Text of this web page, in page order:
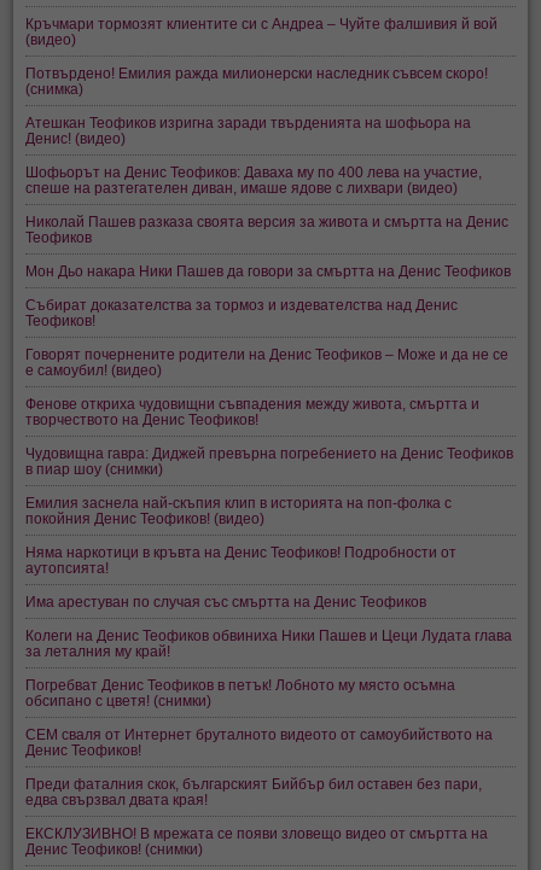
Кръчмари тормозят клиентите си с Андреа – Чуйте фалшивия й вой
(видео)
Потвърдено! Емилия ражда милионерски наследник съвсем скоро!
(снимка)
Атешкан Теофиков изригна заради твърденията на шофьора на
Денис! (видео)
Шофьорът на Денис Теофиков: Даваха му по 400 лева на участие,
спеше на разтегателен диван, имаше ядове с лихвари (видео)
Николай Пашев разказа своята версия за живота и смъртта на Денис
Теофиков
Мон Дьо накара Ники Пашев да говори за смъртта на Денис Теофиков
Събират доказателства за тормоз и издевателства над Денис
Теофиков!
Говорят почернените родители на Денис Теофиков – Може и да не се
е самоубил! (видео)
Фенове откриха чудовищни съвпадения между живота, смъртта и
творчеството на Денис Теофиков!
Чудовищна гавра: Диджей превърна погребението на Денис Теофиков
в пиар шоу (снимки)
Емилия заснела най-скъпия клип в историята на поп-фолка с
покойния Денис Теофиков! (видео)
Няма наркотици в кръвта на Денис Теофиков! Подробности от
аутопсията!
Има арестуван по случая със смъртта на Денис Теофиков
Колеги на Денис Теофиков обвиниха Ники Пашев и Цеци Лудата глава
за леталния му край!
Погребват Денис Теофиков в петък! Лобното му място осъмна
обсипано с цветя! (снимки)
СЕМ сваля от Интернет бруталното видеото от самоубийството на
Денис Теофиков!
Преди фаталния скок, българският Бийбър бил оставен без пари,
едва свързвал двата края!
ЕКСКЛУЗИВНО! В мрежата се появи зловещо видео от смъртта на
Денис Теофиков! (снимки)